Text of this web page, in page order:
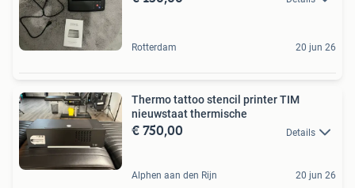
Rotterdam 20 jun 26
Thermo tattoo stencil printer TIM
nieuwstaat thermische
€ 750,00 Details
Alphen aan den Rijn 20 jun 26